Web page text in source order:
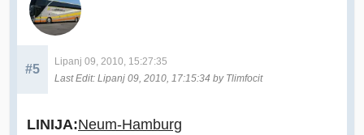
#5
Lipanj 09, 2010, 15:27:35
Last Edit: Lipanj 09, 2010, 17:15:34 by Tlimfocit
LINIJA:Neum-Hamburg